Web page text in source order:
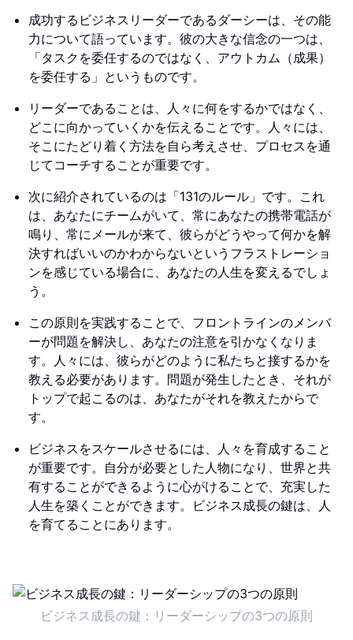
成功するビジネスリーダーであるダーシーは、その能
力について語っています。彼の大きな信念の一つは、
「タスクを委任するのではなく、アウトカム（成果）
を委任する」というものです。
リーダーであることは、人々に何をするかではなく、
どこに向かっていくかを伝えることです。人々には、
そこにたどり着く方法を自ら考えさせ、プロセスを通
じてコーチすることが重要です。
次に紹介されているのは「131のルール」です。これ
は、あなたにチームがいて、常にあなたの携帯電話が
鳴り、常にメールが来て、彼らがどうやって何かを解
決すればいいのかわからないというフラストレーショ
ンを感じている場合に、あなたの人生を変えるでしょ
う。
この原則を実践することで、フロントラインのメンバ
ーが問題を解決し、あなたの注意を引かなくなりま
す。人々には、彼らがどのように私たちと接するかを
教える必要があります。問題が発生したとき、それが
トップで起こるのは、あなたがそれを教えたからで
す。
ビジネスをスケールさせるには、人々を育成すること
が重要です。自分が必要とした人物になり、世界と共
有することができるように心がけることで、充実した
人生を築くことができます。ビジネス成長の鍵は、人
を育てることにあります。
ビジネス成長の鍵：リーダーシップの3つの原則